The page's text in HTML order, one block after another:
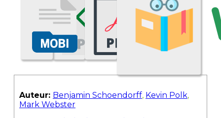
Auteur: Benjamin Schoendorff, Kevin Polk,
Mark Webster